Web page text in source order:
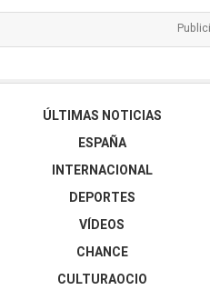
ÚLTIMAS NOTICIAS
ESPAÑA
INTERNACIONAL
DEPORTES
VÍDEOS
CHANCE
CULTURAOCIO